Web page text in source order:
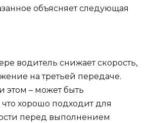
объясняет следующая
водитель снижает скорость,
на третьей передаче.
этом – может быть
хорошо подходит для
перед выполнением